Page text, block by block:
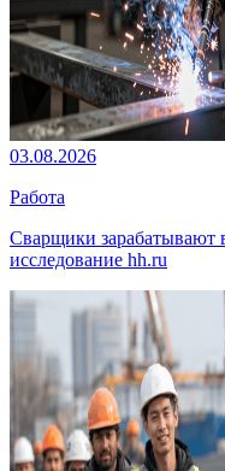
03.08.2026
Работа
Сварщики зарабатывают
исследование hh.ru